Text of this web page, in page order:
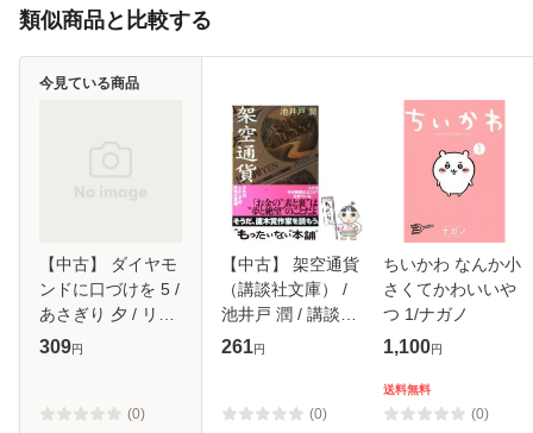
類似商品と比較する
【中古】 ダイヤモ
ンドに口づけを 5 /
あさぎり 夕 / リブ
レ出版 [単行本]
309円
(0)
今見ている商品
【中古】 架空通貨
（講談社文庫） /
池井戸 潤 / 講談社
[文庫]【メール便送
261円
(0)
ちいかわ なんか小
さくてかわいいや
つ 1/ナガノ
1,100円
送料無料
(0)